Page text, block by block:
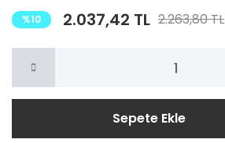
%10 2.037,42 TL 2.263,80 TL
Sepete Ekle